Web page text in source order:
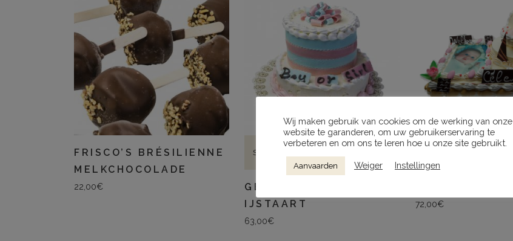
FRISCO’S BRÉSILIENNE
MELKCHOCOLADE
22,00€
SELECTEER EEN OPTIE
GENDER REVEAL
IJSTAART
63,00€
72,00€
Wij maken gebruik van cookies om de werking van onze
website te garanderen, om uw gebruikerservaring te
verbeteren en om ons te leren hoe u onze site gebruikt.
Aanvaarden Weiger Instellingen